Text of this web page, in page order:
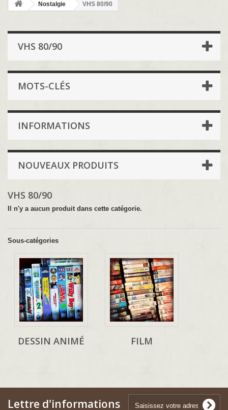
Nostalgie VHS 80/90
VHS 80/90
MOTS-CLÉS
INFORMATIONS
NOUVEAUX PRODUITS
VHS 80/90
Il n'y a aucun produit dans cette catégorie.
Sous-catégories
DESSIN ANIMÉ FILM
Lettre d'informations